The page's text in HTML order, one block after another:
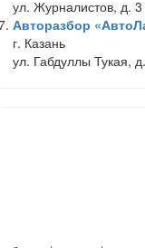
ул. Журналистов, д. 3
Авторазбор
г. Казань
ул. Габдуллы Тукая,